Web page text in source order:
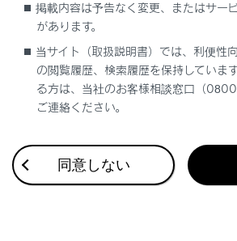
電子制御エアサスペンション
RCD（リヤカメラディテクション）（
Advanced Drive装着車）
レーダークルーズコントロール（全車速
（Lexus Teammate Advanced Drive装着
このページは役に立ちましたか？
掲載内容は予告なく変更、またはサー
があります。
当サイト（取扱説明書）では、利便性
の閲覧履歴、検索履歴を保持していま
る方は、当社のお客様相談窓口（
ご連絡ください。
同意しない